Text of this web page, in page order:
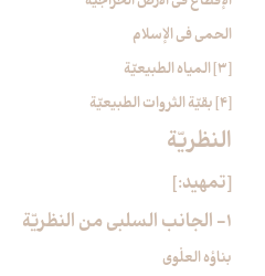
الحمى في الإسلام
[3] المياه الطبيعيّة
[4] بقيّة الثروات الطبيعيّة
النظريّة
[تمهيد:]
1- الجانب السلبي من النظريّة
بناؤه العلْوي